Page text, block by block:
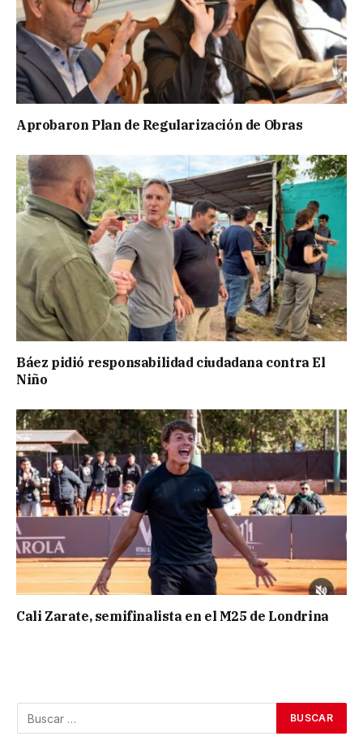
Aprobaron Plan de Regularización de Obras
Báez pidió responsabilidad ciudadana contra El
Niño
Cali Zarate, semifinalista en el M25 de Londrina